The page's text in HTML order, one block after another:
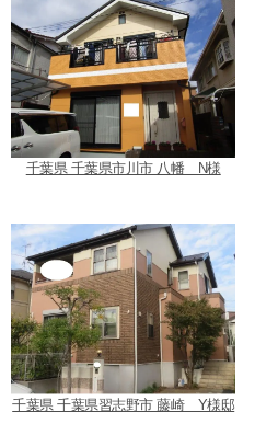
千葉県 千葉県市川市 八幡 N様
千葉県 千葉県習志野市 藤崎 Y様邸